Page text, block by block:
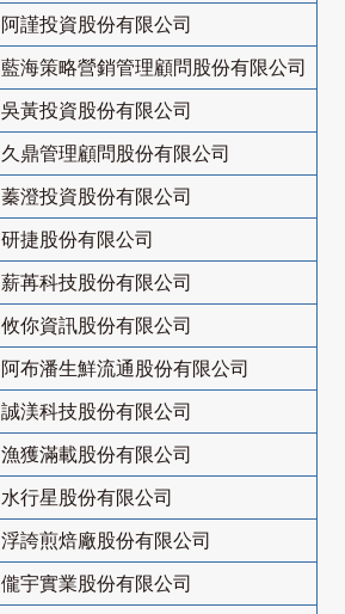
阿謹投資股份有限公司
藍海策略營銷管理顧問股份有限公司
吳黃投資股份有限公司
久鼎管理顧問股份有限公司
蓁澄投資股份有限公司
研捷股份有限公司
薪苒科技股份有限公司
攸你資訊股份有限公司
阿布潘生鮮流通股份有限公司
誠渼科技股份有限公司
漁獲滿載股份有限公司
水行星股份有限公司
浮誇煎焙廠股份有限公司
儱宇實業股份有限公司